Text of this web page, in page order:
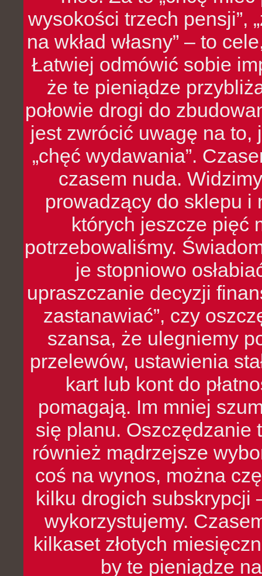
wysokości trzech pensji”,
na wkład własny” – to
Łatwiej odmówić sobie
że te pieniądze
połowie drogi do
jest zwrócić uwagę na to,
„chęć wydawania”.
czasem nuda.
prowadzący do sklepu i
których jeszcze pięć
potrzebowaliśmy.
je stopniowo
upraszczanie decyzji
zastanawiać”, czy
szansa, że ulegniemy
przelewów, ustawienia
kart lub kont do
pomagają. Im mniej
się planu. Oszczędzanie
również mądrzejsze
coś na wynos, można
kilku drogich subskrypcji
wykorzystujemy.
kilkaset złotych
by te pieniądze